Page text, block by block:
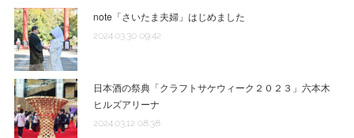
note「さいたま夫婦」はじめました
2024.03.30 09:42
日本酒の祭典「クラフトサケウィーク２０２３」六本木
ヒルズアリーナ
2024.03.12 08:38